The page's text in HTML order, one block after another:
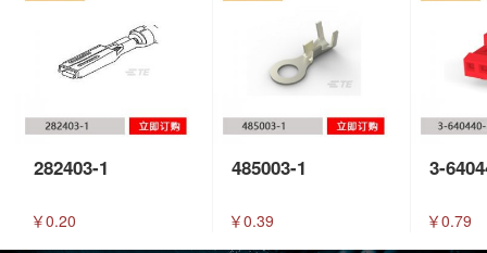
282403-1
￥0.20
485003-1
￥0.39
3-
￥0.79